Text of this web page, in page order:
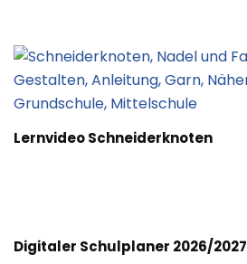
Lernvideo Schneiderknoten
Digitaler Schulplaner 2026/2027